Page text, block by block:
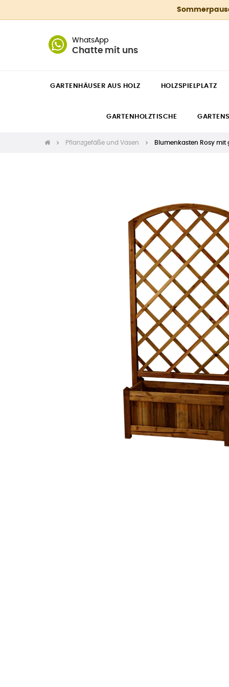
WhatsApp
Chatte mit uns
GARTENHÄUSER AUS HOLZ HOLZSPIELPLATZ
GARTENHOLZTISCHE
Pflanzgefäße und Vasen Blumenkasten Rosy mit